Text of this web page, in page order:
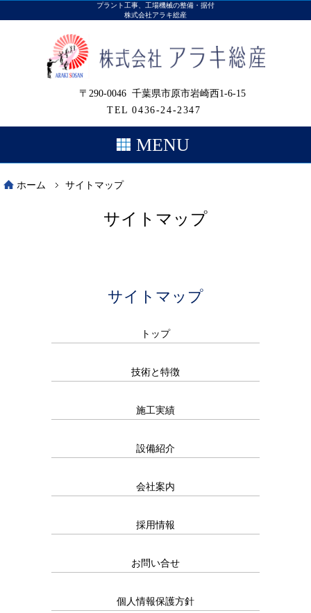
プラント工事、工場機械の整備・据付
株式会社アラキ総産
〒290-0046 千葉県市原市岩崎西1-6-15
TEL 0436-24-2347
MENU
ホーム サイトマップ
サイトマップ
サイトマップ
トップ
技術と特徴
施工実績
設備紹介
会社案内
採用情報
お問い合せ
個人情報保護方針